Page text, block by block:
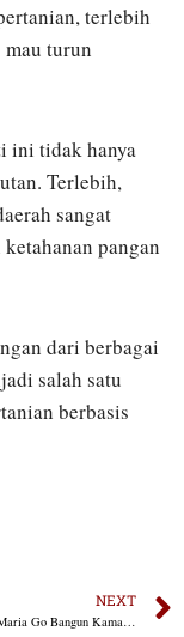
terlebih
turun
ini tidak hanya
Terlebih,
sangat
pangan
dari berbagai
salah satu
berbasis
NEXT
Yayasan Felix–Maria Go Bangun Kamar Tambahan untuk Para Imam Purnabakti Keuskupan Atambua